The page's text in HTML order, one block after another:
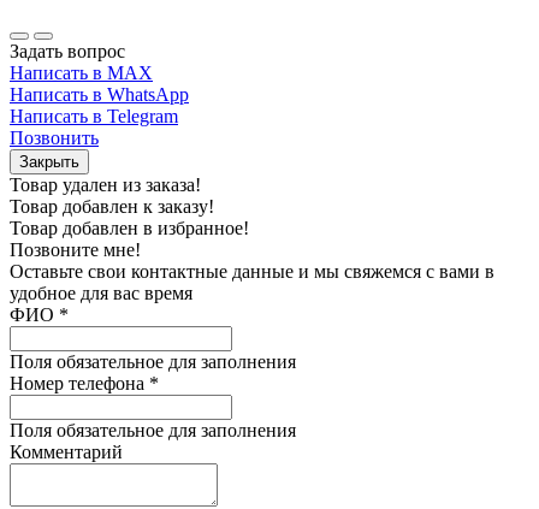
Задать вопрос
Написать в MAX
Написать в WhatsApp
Написать в Telegram
Позвонить
Закрыть
Товар удален из заказа!
Товар добавлен к заказу!
Товар добавлен в избранное!
Позвоните мне!
Оставьте свои контактные данные и мы свяжемся с вами в
удобное для вас время
ФИО *
Поля обязательное для заполнения
Номер телефона *
Поля обязательное для заполнения
Комментарий